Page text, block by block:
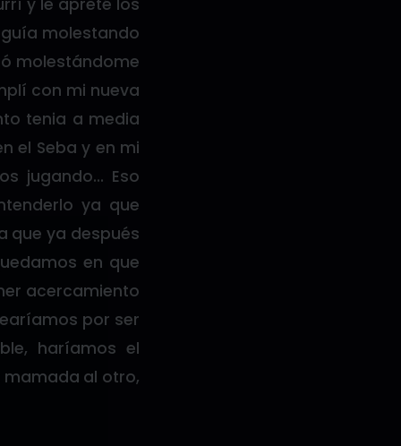
y le apreté los
molestando
molestándome
con mi nueva
tenia a media
el Seba y en mi
jugando… Eso
ya que
que ya después
en que
acercamiento
por ser
haríamos el
mamada al otro,